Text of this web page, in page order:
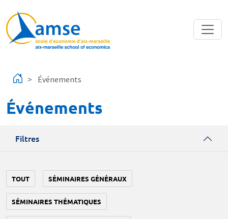
Événements
Événements
Filtres
TOUT SÉMINAIRES GÉNÉRAUX
SÉMINAIRES THÉMATIQUES